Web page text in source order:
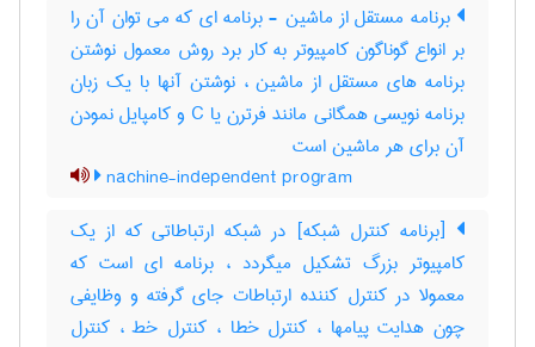
برنامه مستقل از ماشین - برنامه ای که می توان آن را
بر انواع گوناگون کامپیوتر به کار برد روش معمول نوشتن
برنامه های مستقل از ماشین ، نوشتن آنها با یک زبان
برنامه نویسی همگانی مانند فرترن یا C و کامپایل نمودن
آن برای هر ماشین است
nachine-independent program
[برنامه کنترل شبکه] در شبکه ارتباطاتی که از یک
کامپیوتر بزرگ تشکیل میگردد ، برنامه ای است که
معمولا در کنترل کننده ارتباطات جای گرفته و وظایفی
چون هدایت پیامها ، کنترل خطا ، کنترل خط ، کنترل